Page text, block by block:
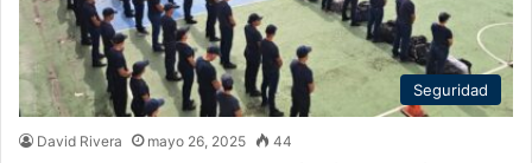
Seguridad
David Rivera mayo 26, 2025 44